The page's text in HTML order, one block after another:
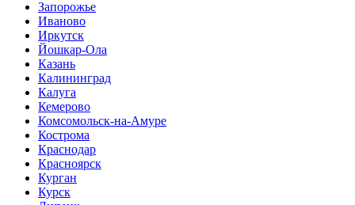
Запорожье
Иваново
Иркутск
Йошкар-Ола
Казань
Калининград
Калуга
Кемерово
Комсомольск-на-Амуре
Кострома
Краснодар
Красноярск
Курган
Курск